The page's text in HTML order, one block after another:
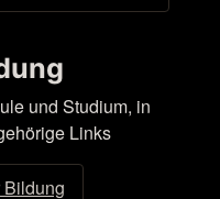
und Studium, in
Links